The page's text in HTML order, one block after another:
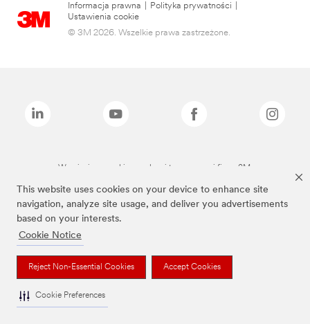
This website uses cookies on your device to enhance site
navigation, analyze site usage, and deliver you advertisements
based on your interests.
Cookie Notice
Reject Non-Essential Cookies Accept Cookies
Cookie Preferences
Informacja prawna Polityka prywatności
Ustawienia cookie
© 3M 2026. Wszelkie prawa zastrzeżone.
Wymienione marki są znakami towarowymi firmy 3M.